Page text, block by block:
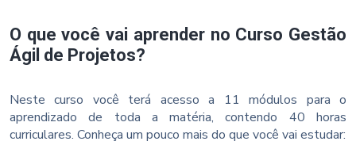
O que você vai aprender no Curso Gestão
Ágil de Projetos?
Neste curso você terá acesso a 11 módulos para o
aprendizado de toda a matéria, contendo 40 horas
curriculares. Conheça um pouco mais do que você vai estudar: